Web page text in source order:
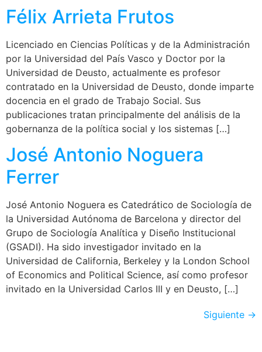
Félix Arrieta Frutos
Licenciado en Ciencias Políticas y de la Administración
por la Universidad del País Vasco y Doctor por la
Universidad de Deusto, actualmente es profesor
contratado en la Universidad de Deusto, donde imparte
docencia en el grado de Trabajo Social. Sus
publicaciones tratan principalmente del análisis de la
gobernanza de la política social y los sistemas […]
José Antonio Noguera
Ferrer
José Antonio Noguera es Catedrático de Sociología de
la Universidad Autónoma de Barcelona y director del
Grupo de Sociología Analítica y Diseño Institucional
(GSADI). Ha sido investigador invitado en la
Universidad de California, Berkeley y la London School
of Economics and Political Science, así como profesor
invitado en la Universidad Carlos III y en Deusto, […]
Siguiente →